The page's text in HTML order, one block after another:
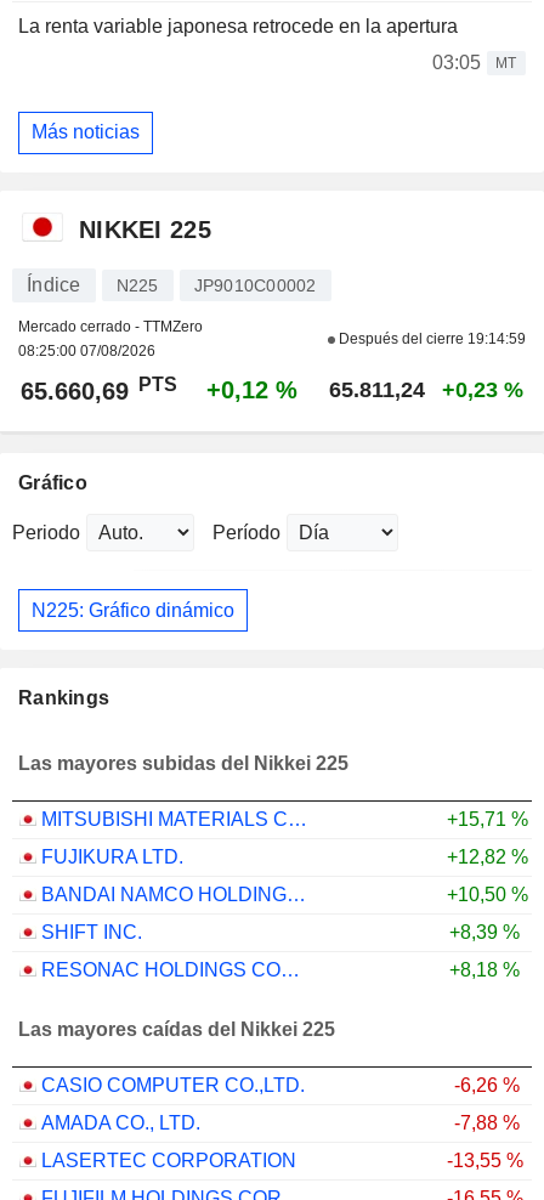
La renta variable japonesa retrocede en la apertura
03:05
MT
Más noticias
NIKKEI 225
Índice N225 JP9010C00002
Mercado cerrado - TTMZero
08:25:00 07/08/2026
Después del cierre 19:14:59
65.660,69 PTS +0,12 % 65.811,24 +0,23 %
Gráfico
Periodo Período
N225: Gráfico dinámico
Rankings
Las mayores subidas del Nikkei 225
MITSUBISHI MATERIALS CORPORATION
+15,71 %
FUJIKURA LTD.
+12,82 %
BANDAI NAMCO HOLDINGS INC.
+10,50 %
SHIFT INC.
+8,39 %
RESONAC HOLDINGS CORPORATION
+8,18 %
Las mayores caídas del Nikkei 225
CASIO COMPUTER CO.,LTD.
-6,26 %
AMADA CO., LTD.
-7,88 %
LASERTEC CORPORATION
-13,55 %